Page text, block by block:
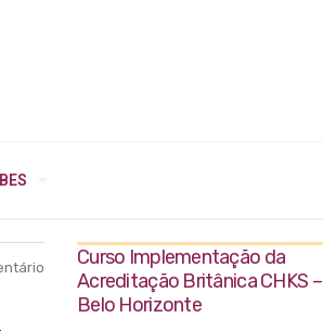
Curso Implementação da
Acreditação Britânica CHKS –
Belo Horizonte